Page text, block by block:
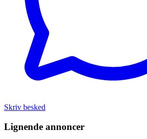
Skriv besked
Lignende annoncer